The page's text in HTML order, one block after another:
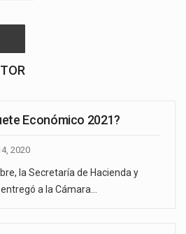
Económico 2021?
2020
la Secretaría de Hacienda y
a la Cámara…